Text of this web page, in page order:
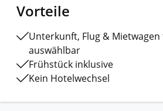
Vorteile
Unterkunft, Flug & Mietwagen
auswählbar
Frühstück inklusive
Kein Hotelwechsel